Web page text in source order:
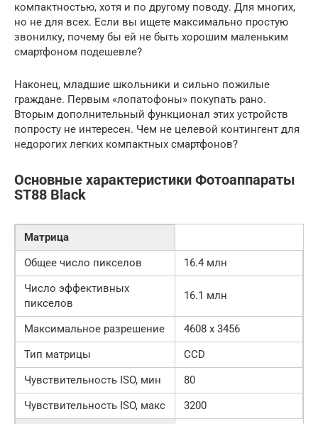
компактностью, хотя и по другому поводу. Для многих,
но не для всех. Если вы ищете максимально простую
звонилку, почему бы ей не быть хорошим маленьким
смартфоном подешевле?
Наконец, младшие школьники и сильно пожилые
граждане. Первым «лопатофоны» покупать рано.
Вторым дополнительный функционал этих устройств
попросту не интересен. Чем не целевой контингент для
недорогих легких компактных смартфонов?
Основные характеристики Фотоаппараты
ST88 Black
Матрица
Общее число пикселов
16.4 млн
Число эффективных
пикселов
16.1 млн
Максимальное разрешение
4608 x 3456
Тип матрицы
СCD
Чувствительность ISO, мин
80
Чувствительность ISO, макс
3200